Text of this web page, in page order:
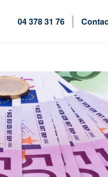
04 378 31 76